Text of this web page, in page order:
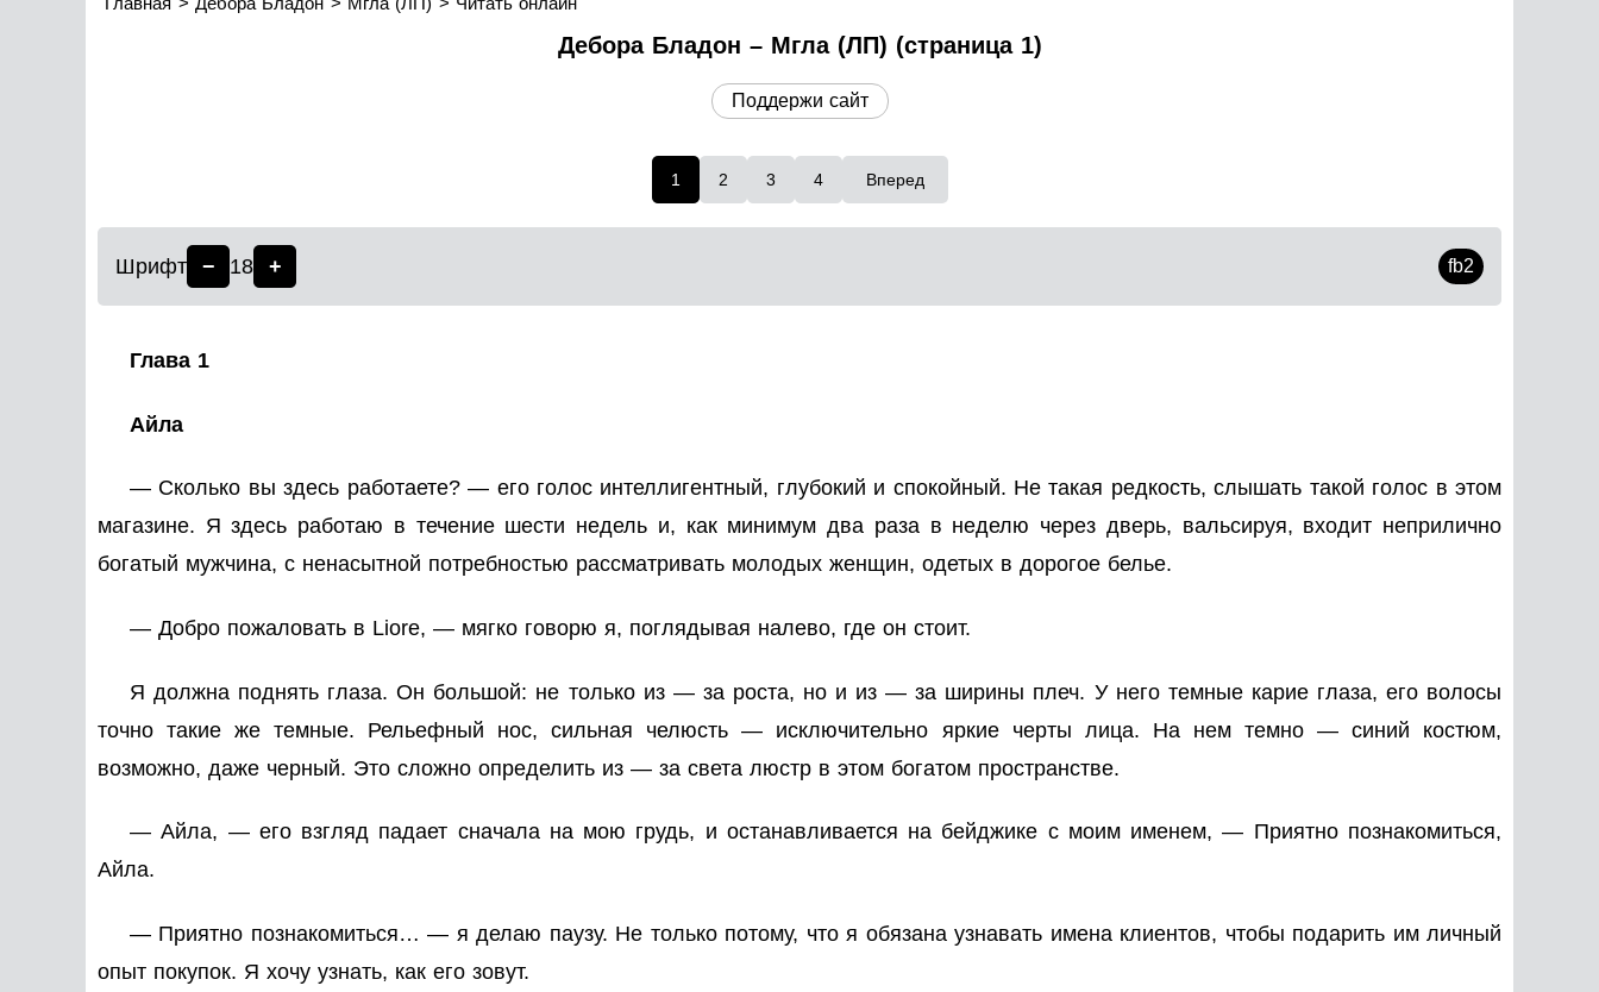
Дебора Бладон – Мгла (ЛП) (страница 1)
Поддержи сайт
1 2 3 4 Вперед
Шрифт − 18 + fb2
Глава 1
Айла
— Сколько вы здесь работаете? — его голос интеллигентный, глубокий и спокойный. Не такая редкость, слышать такой голос в этом
магазине. Я здесь работаю в течение шести недель и, как минимум два раза в неделю через дверь, вальсируя, входит неприлично
богатый мужчина, с ненасытной потребностью рассматривать молодых женщин, одетых в дорогое белье.
— Добро пожаловать в Liore, — мягко говорю я, поглядывая налево, где он стоит.
Я должна поднять глаза. Он большой: не только из — за роста, но и из — за ширины плеч. У него темные карие глаза, его волосы
точно такие же темные. Рельефный нос, сильная челюсть — исключительно яркие черты лица. На нем темно — синий костюм,
возможно, даже черный. Это сложно определить из — за света люстр в этом богатом пространстве.
— Айла, — его взгляд падает сначала на мою грудь, и останавливается на бейджике с моим именем, — Приятно познакомиться,
Айла.
— Приятно познакомиться… — я делаю паузу. Не только потому, что я обязана узнавать имена клиентов, чтобы подарить им личный
опыт покупок. Я хочу узнать, как его зовут.